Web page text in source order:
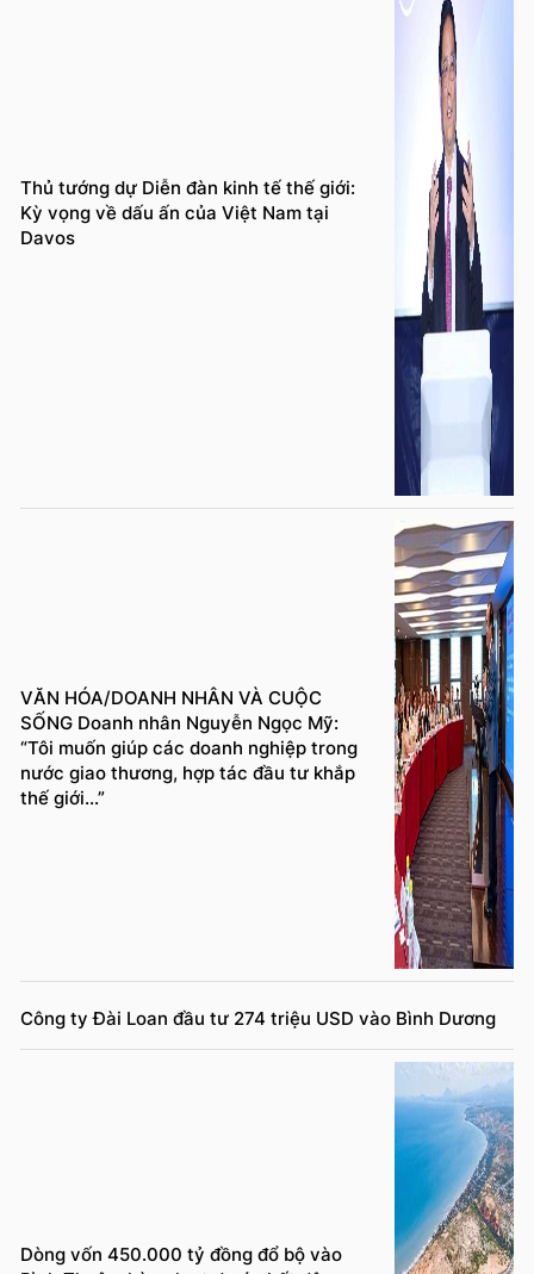
Thủ tướng dự Diễn đàn kinh tế thế giới:
Kỳ vọng về dấu ấn của Việt Nam tại
Davos
VĂN HÓA/DOANH NHÂN VÀ CUỘC
SỐNG Doanh nhân Nguyễn Ngọc Mỹ:
“Tôi muốn giúp các doanh nghiệp trong
nước giao thương, hợp tác đầu tư khắp
thế giới...”
Công ty Đài Loan đầu tư 274 triệu USD vào Bình Dương
Dòng vốn 450.000 tỷ đồng đổ bộ vào